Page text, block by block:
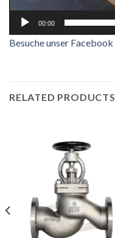
00:00
Besuche unser Facebook
RELATED PRODUCTS